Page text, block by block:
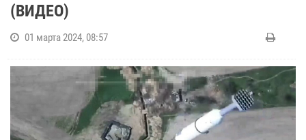
(ВИДЕО)
01 марта 2024, 08:57